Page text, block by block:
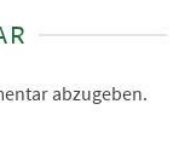
abzugeben.